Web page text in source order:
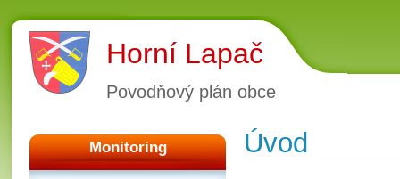
Horní Lapač
Povodňový plán obce
Monitoring Úvod